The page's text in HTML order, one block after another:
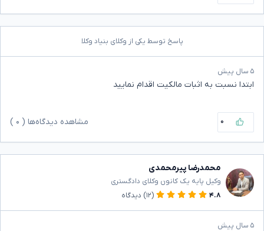
پاسخ توسط یکی از وکلای بنیاد وکلا
۵ سال پیش
ابتدا نسبت به اثبات مالکیت اقدام نمایید
۰ مشاهده دیدگاه‌ها ( ۰
محمدرضا پیرمحمدی
وکیل پایه یک کانون وکلای دادگستری
۴.۸
(۱۲) دیدگاه
۵ سال پیش